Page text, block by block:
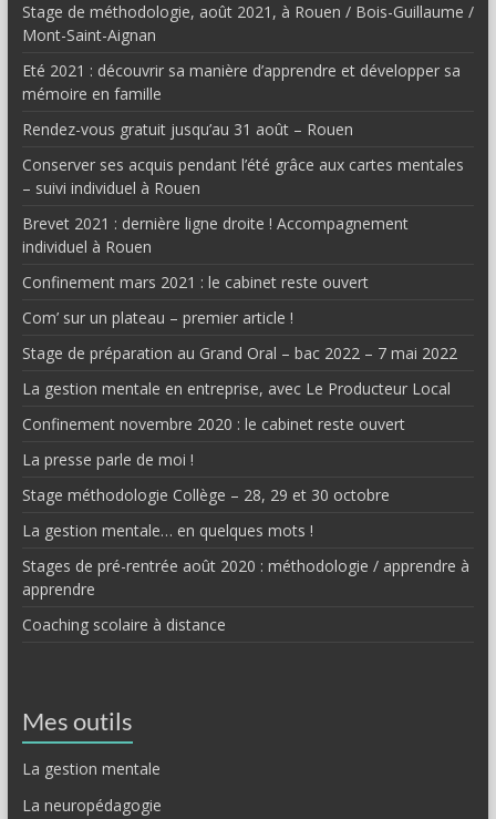
Stage de méthodologie, août 2021, à Rouen / Bois-Guillaume /
Mont-Saint-Aignan
Eté 2021 : découvrir sa manière d’apprendre et développer sa
mémoire en famille
Rendez-vous gratuit jusqu’au 31 août – Rouen
Conserver ses acquis pendant l’été grâce aux cartes mentales
– suivi individuel à Rouen
Brevet 2021 : dernière ligne droite ! Accompagnement
individuel à Rouen
Confinement mars 2021 : le cabinet reste ouvert
Com’ sur un plateau – premier article !
Stage de préparation au Grand Oral – bac 2022 – 7 mai 2022
La gestion mentale en entreprise, avec Le Producteur Local
Confinement novembre 2020 : le cabinet reste ouvert
La presse parle de moi !
Stage méthodologie Collège – 28, 29 et 30 octobre
La gestion mentale… en quelques mots !
Stages de pré-rentrée août 2020 : méthodologie / apprendre à
apprendre
Coaching scolaire à distance
Mes outils
La gestion mentale
La neuropédagogie